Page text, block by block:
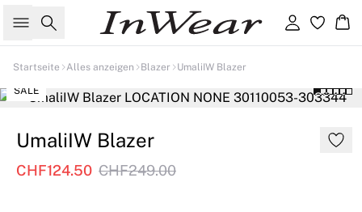
Suche Einloggen
Startseite Alles anzeigen Blazer UmaliIW Blazer
SALE
UmaliIW Blazer
CHF124.50 CHF249.00